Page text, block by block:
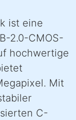
ist eine
2.0-CMOS-
hochwertige
Mit
C-